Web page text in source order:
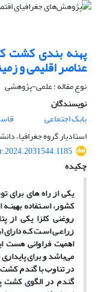
پهنه بندی کشت
عناصر اقلیمی و
نوع مقاله : علمی-پژوهشی
نویسندگان
بابک اجتماعی
استادیار گروه جغرافیا،
چکیده
ﻳﻜﻰ ﺍﺯ راه های
ﻛﺸﻮﺭ، ﺍﺳـﺘﻔﺎﺩﻩ
ﺭﻭﻏﻨﻰ ﻛﻠﺰﺍ ﻳﻜﻰ ﺍﺯ
ﺯﺭﺍﻋـﻰ ﺍﺳـﺖ ﻛـﻪ
ﺍﻫﻤﻴﺖ ﻓﺮﺍﻭﺍﻧﻰ هست
می‌باشد ﻭ ﺑﺮﺍی